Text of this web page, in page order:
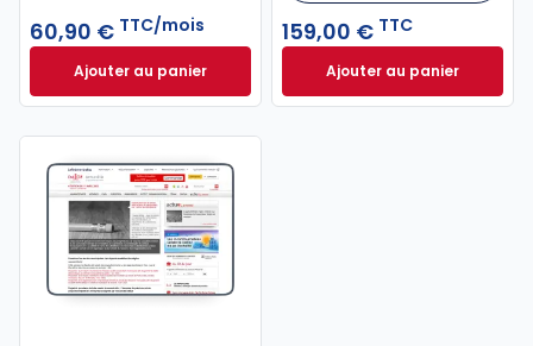
60,90 € TTC/mois
Ajouter au panierSolution Notaire Hebdo à 60,90 €TTC/mois
159,00 € TTC
Ajouter au panier
Mémento